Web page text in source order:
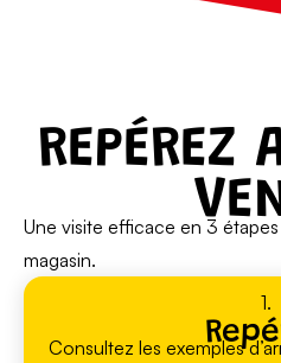
REPÉREZ
Une visite efficace en 3
magasin.
1.
Consultez les exemples